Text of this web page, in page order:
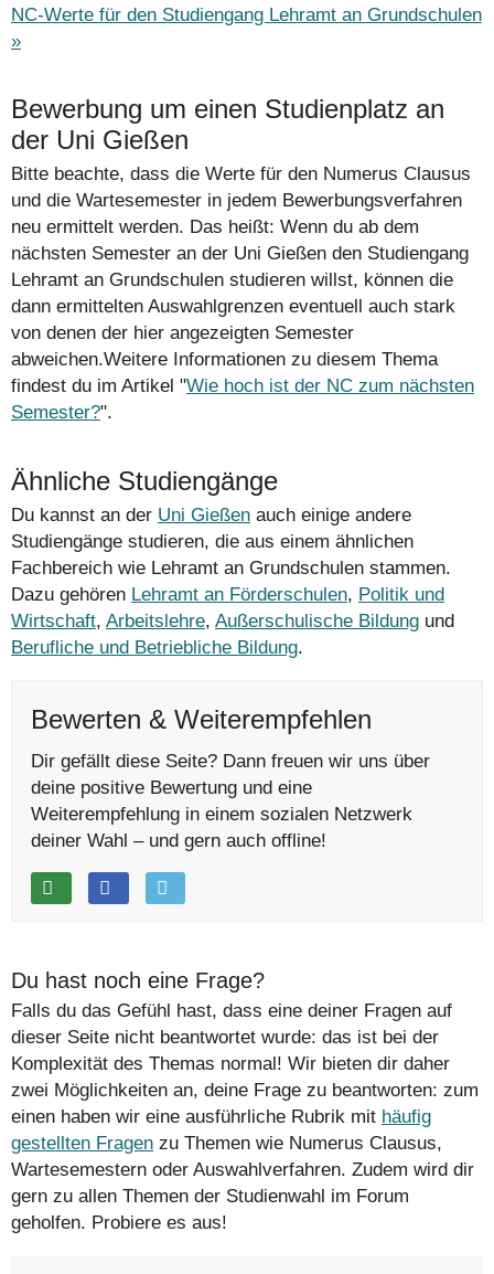
NC-Werte für den Studiengang Lehramt an Grundschulen
»
Bewerbung um einen Studienplatz an
der Uni Gießen
Bitte beachte, dass die Werte für den Numerus Clausus
und die Wartesemester in jedem Bewerbungsverfahren
neu ermittelt werden. Das heißt: Wenn du ab dem
nächsten Semester an der Uni Gießen den Studiengang
Lehramt an Grundschulen studieren willst, können die
dann ermittelten Auswahlgrenzen eventuell auch stark
von denen der hier angezeigten Semester
abweichen.Weitere Informationen zu diesem Thema
findest du im Artikel "Wie hoch ist der NC zum nächsten
Semester?".
Ähnliche Studiengänge
Du kannst an der Uni Gießen auch einige andere
Studiengänge studieren, die aus einem ähnlichen
Fachbereich wie Lehramt an Grundschulen stammen.
Dazu gehören Lehramt an Förderschulen, Politik und
Wirtschaft, Arbeitslehre, Außerschulische Bildung und
Berufliche und Betriebliche Bildung.
Bewerten & Weiterempfehlen
Dir gefällt diese Seite? Dann freuen wir uns über
deine positive Bewertung und eine
Weiterempfehlung in einem sozialen Netzwerk
deiner Wahl – und gern auch offline!
Du hast noch eine Frage?
Falls du das Gefühl hast, dass eine deiner Fragen auf
dieser Seite nicht beantwortet wurde: das ist bei der
Komplexität des Themas normal! Wir bieten dir daher
zwei Möglichkeiten an, deine Frage zu beantworten: zum
einen haben wir eine ausführliche Rubrik mit häufig
gestellten Fragen zu Themen wie Numerus Clausus,
Wartesemestern oder Auswahlverfahren. Zudem wird dir
gern zu allen Themen der Studienwahl im Forum
geholfen. Probiere es aus!